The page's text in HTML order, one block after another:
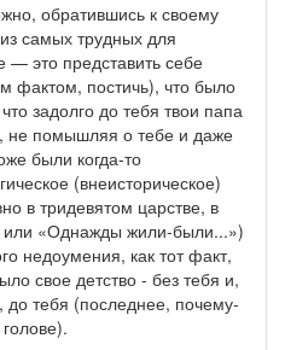
обратившись к своему
самых трудных для
— это представить себе
фактом, постичь), что было
задолго до тебя твои папа
не помышляя о тебе и даже
были когда-то
(внеисторическое)
в тридевятом царстве, в
или «Однажды жили-были...»)
недоумения, как тот факт,
свое детство - без тебя и,
тебя (последнее, почему-